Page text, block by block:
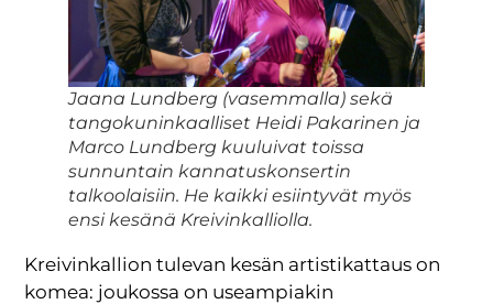
Jaana Lundberg (vasemmalla) sekä
tangokuninkaalliset Heidi Pakarinen ja
Marco Lundberg kuuluivat toissa
sunnuntain kannatuskonsertin
talkoolaisiin. He kaikki esiintyvät myös
ensi kesänä Kreivinkalliolla.
Kreivinkallion tulevan kesän artistikattaus on
komea: joukossa on useampiakin